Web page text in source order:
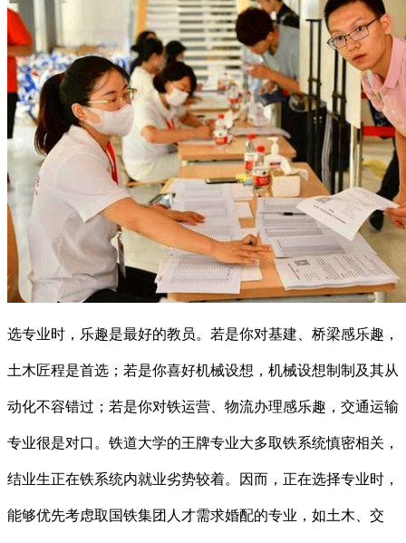
选专业时，乐趣是最好的教员。若是你对基建、桥梁感乐趣，
土木匠程是首选；若是你喜好机械设想，机械设想制制及其从
动化不容错过；若是你对铁运营、物流办理感乐趣，交通运输
专业很是对口。铁道大学的王牌专业大多取铁系统慎密相关，
结业生正在铁系统内就业劣势较着。因而，正在选择专业时，
能够优先考虑取国铁集团人才需求婚配的专业，如土木、交